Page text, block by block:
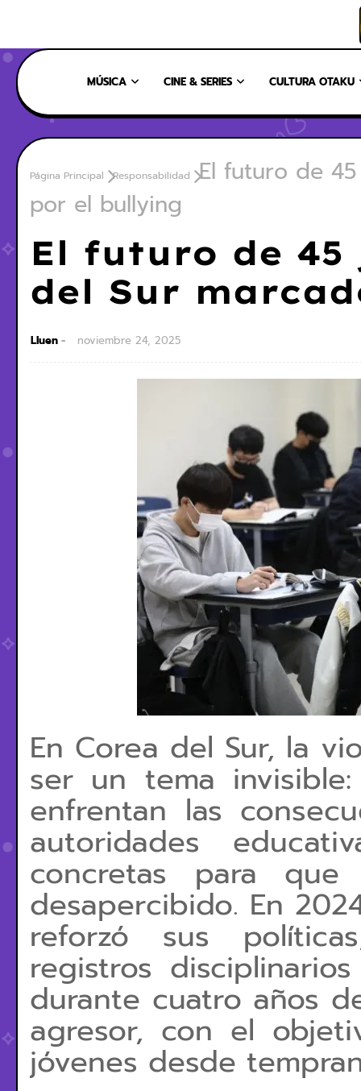
MÚSICA CINE & SERIES CULTURA OTAKU
Página Principal Responsabilidad
El futuro de
por el bullying
El futuro de 45
del Sur
Lluen noviembre 24, 2025
En Corea del Sur, la
ser un tema
enfrentan las
autoridades
concretas para
desapercibido. En
reforzó sus
registros
durante cuatro años
agresor, con el
jóvenes desde